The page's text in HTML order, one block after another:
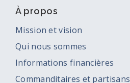
À propos
Mission et vision
Qui nous sommes
Informations financières
Commanditaires et partisans